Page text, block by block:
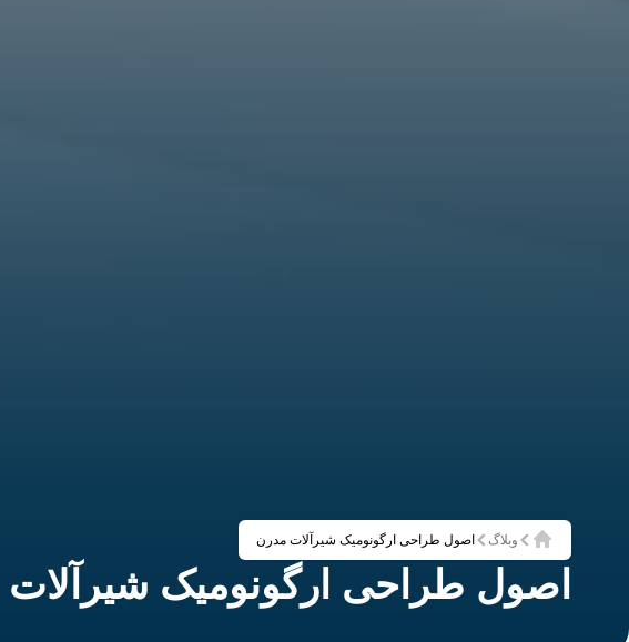
خانه
وبلاگ اصول طراحی ارگونومیک شیرآلات مدرن
اصول طراحی ارگونومیک